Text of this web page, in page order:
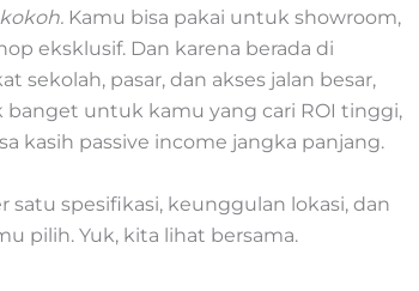
Kamu bisa pakai untuk showroom,
eksklusif. Dan karena berada di
sekolah, pasar, dan akses jalan besar,
banget untuk kamu yang cari ROI tinggi,
kasih passive income jangka panjang.
satu spesifikasi, keunggulan lokasi, dan
pilih. Yuk, kita lihat bersama.